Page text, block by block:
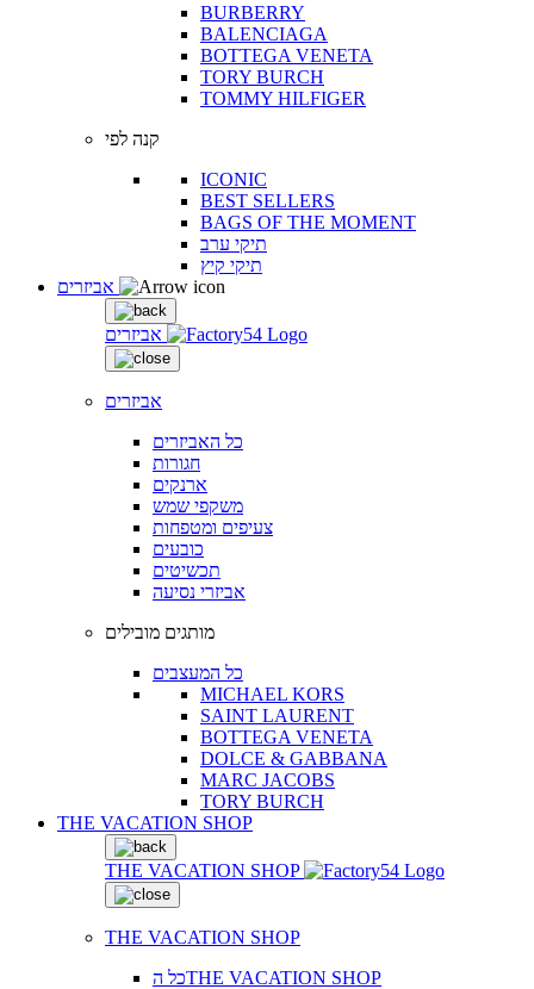
BURBERRY
BALENCIAGA
BOTTEGA VENETA
TORY BURCH
TOMMY HILFIGER
קנה לפי
ICONIC
BEST SELLERS
BAGS OF THE MOMENT
תיקי ערב
תיקי קיץ
אביזרים
אביזרים
כל האביזרים
חגורות
ארנקים
משקפי שמש
צעיפים ומטפחות
כובעים
תכשיטים
אביזרי נסיעה
מותגים מובילים
כל המעצבים
MICHAEL KORS
SAINT LAURENT
BOTTEGA VENETA
DOLCE & GABBANA
MARC JACOBS
TORY BURCH
THE VACATION SHOP
THE VACATION SHOP
THE VACATION SHOP
כל הTHE VACATION SHOP